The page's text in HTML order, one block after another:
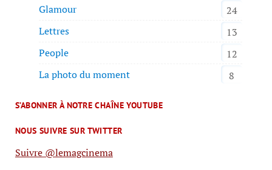
Glamour
24
Lettres
13
People
12
La photo du moment
8
S’ABONNER À NOTRE CHAÎNE YOUTUBE
NOUS SUIVRE SUR TWITTER
Suivre @lemagcinema